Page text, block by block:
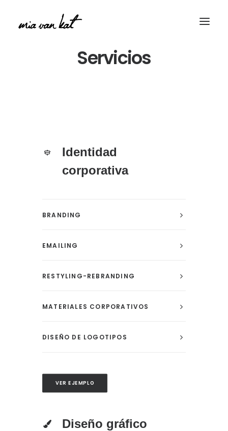
Servicios
Identidad
corporativa
BRANDING
EMAILING
RESTYLING-REBRANDING
MATERIALES CORPORATIVOS
DISEÑO DE LOGOTIPOS
VER EJEMPLO
Diseño gráfico